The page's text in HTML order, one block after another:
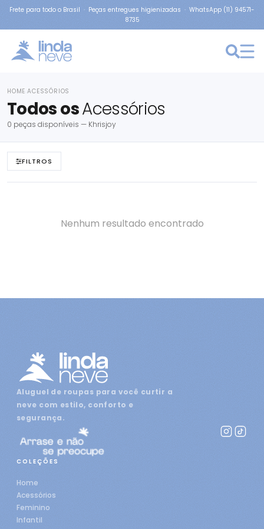
Frete para todo o Brasil · Peças entregues higienizadas · WhatsApp (11) 94571-
8735
HOME ›ACESSÓRIOS
Todos osAcessórios
0 peças disponíveis — Khrisjoy
FILTROS
Nenhum resultado encontrado
Aluguel de roupas para você curtir a
neve com estilo, conforto e
segurança.
COLEÇÕES
Home
Acessórios
Feminino
Infantil